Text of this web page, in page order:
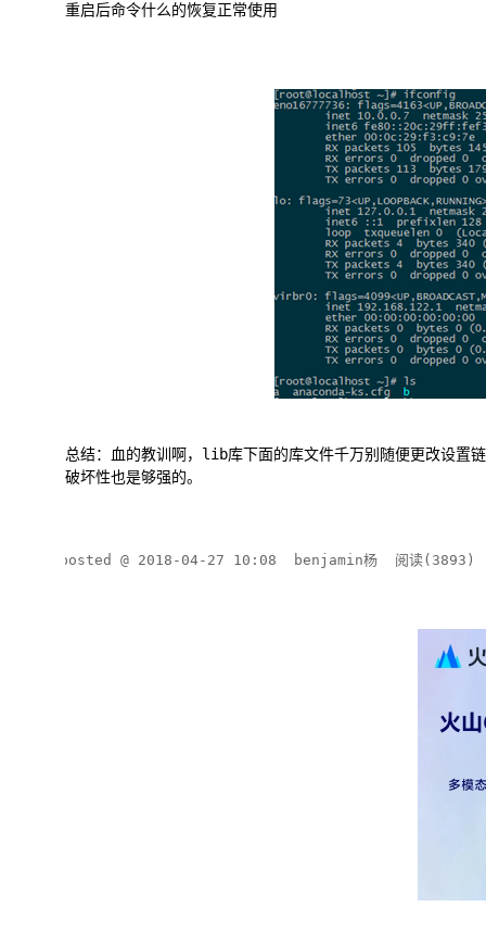
重启后命令什么的恢复正常使用
总结：血的教训啊，lib库下面的库文件千万别随便更改设
破坏性也是够强的。
posted @ 2018-04-27 10:08 benjamin杨 阅读( 3893 )